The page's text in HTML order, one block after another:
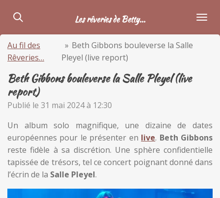
Passer
contenu
principal
Les rêveries de Betty...
Au fil des
Rêveries…
» Beth Gibbons bouleverse la Salle
Pleyel (live report)
Beth Gibbons bouleverse la Salle Pleyel (live
report)
Publié le 31 mai 2024 à 12:30
Un album solo magnifique, une dizaine de dates
européennes pour le présenter en live. Beth Gibbons
reste fidèle à sa discrétion. Une sphère confidentielle
tapissée de trésors, tel ce concert poignant donné dans
l’écrin de la Salle Pleyel.